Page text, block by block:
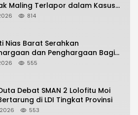
Maling Terlapor dalam Kasus
Penipuan Bermodus Surat
814
Nias Barat Serahkan
dan Penghargaan Bagi
Berprestasi Pada Pembukaan TA
555
Debat SMAN 2 Lolofitu Moi
di LDI Tingkat Provinsi
553